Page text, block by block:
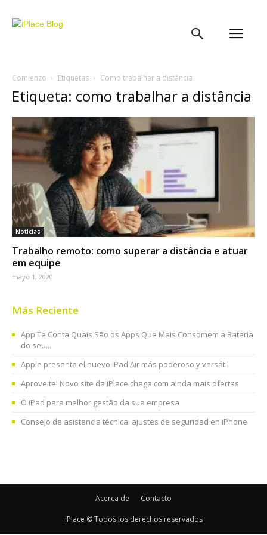
Comienzo Etiquetas Como trabalhar a distância
Etiqueta: como trabalhar a distância
Noticias
Trabalho remoto: como superar a distância e atuar
em equipe
mayo 1, 2020
Más Reciente
App Te Conta Quais São os Apps Que Mais Consomem a Bateria
do seu...
Apple presenta el nuevo iPad Air más poderoso y versátil
Aproveite! Novo site da iPlace chega com ainda mais ofertas
O iPad para melhor gestão da sua empresa
Consejo de asistencia técnica: ajustes de seguridad en iPhone
Acerca de Contacto
iPlace © Todos los derechos reservados